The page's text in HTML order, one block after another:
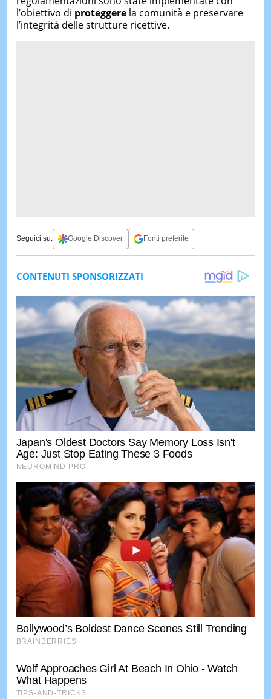
l’obiettivo di proteggerela comunità e preservare
l’integrità delle strutture ricettive.
Seguici su: Google Discover Fonti preferite